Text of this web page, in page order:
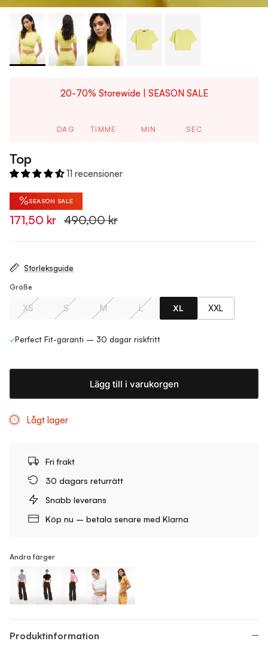
20-70% Storewide | SEASON SALE
DAG TIMME MIN SEC
Top
11 recensioner
%SEASON SALE
171,50 kr 490,00 kr
Storleksguide
Größe
XS S M L XL XXL
✓Perfect Fit-garanti – 30 dagar riskfritt
Lägg till i varukorgen
Lågt lager
Fri frakt
30 dagars returrätt
Snabb leverans
Köp nu – betala senare med Klarna
Andra färger
Produktinformation